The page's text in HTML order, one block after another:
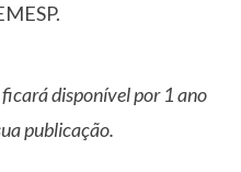
disponível por 1 ano
publicação.